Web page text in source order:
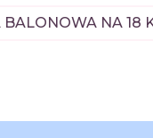
BALONOWA NA 18